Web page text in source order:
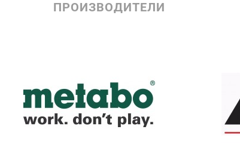
ПРОИЗВОДИТЕЛИ